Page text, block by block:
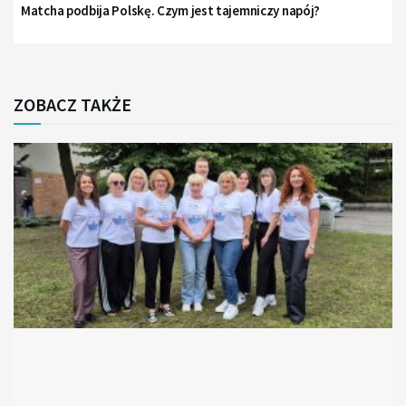
Matcha podbija Polskę. Czym jest tajemniczy napój?
ZOBACZ TAKŻE